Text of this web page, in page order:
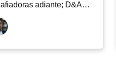
adiante; D&A
permanecer nos níveis